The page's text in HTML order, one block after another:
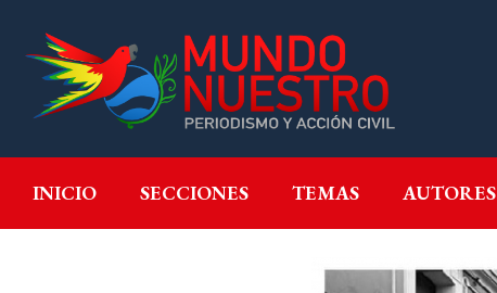
INICIO SECCIONES TEMAS AUTORES
INICIO SECCIONES